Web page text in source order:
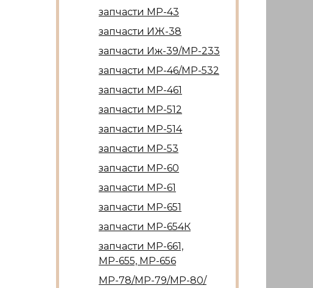
запчасти МР-43
запчасти ИЖ-38
запчасти Иж-39/МР-233
запчасти МР-46/МР-532
запчасти МР-461
запчасти МР-512
запчасти МР-514
запчасти МР-53
запчасти МР-60
запчасти МР-61
запчасти МР-651
запчасти МР-654К
запчасти МР-661,
МР-655, МР-656
МР-78/МР-79/МР-80/